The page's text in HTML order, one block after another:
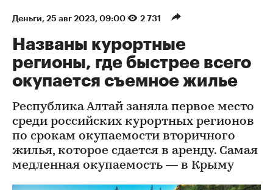
Деньги⁠, 25 авг 2023, 09:00 2 731
Названы курортные
регионы, где быстрее всего
окупается съемное жилье
Республика Алтай заняла первое место
среди российских курортных регионов
по срокам окупаемости вторичного
жилья, которое сдается в аренду. Самая
медленная окупаемость — в Крыму